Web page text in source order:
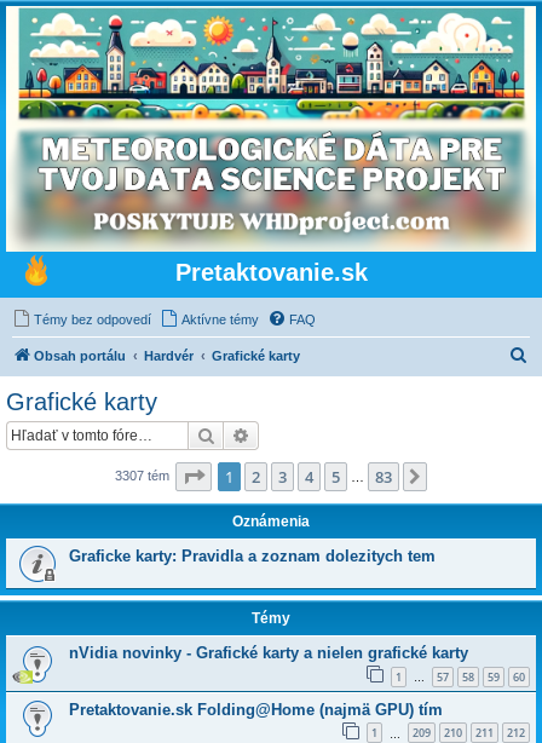
Pretaktovanie.sk
Témy bez odpovedí Aktívne témy FAQ
Obsah portálu Hardvér Grafické karty
Grafické karty
Hľadať
3307 tém Strana z83
1 2 3 4 5 83
Oznámenia
Graficke karty: Pravidla a zoznam dolezitych tem
Témy
nVidia novinky - Grafické karty a nielen grafické karty
1 … 57 58 59 60
Pretaktovanie.sk Folding@Home (najmä GPU) tím
1 209 210 211 212